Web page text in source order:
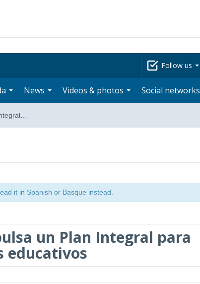
Follow us
News Videos & photos Social networks
it in Spanish or Basque instead.
un Plan Integral para
educativos